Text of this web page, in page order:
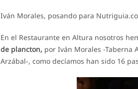
Iván Morales, posando para
En el Restaurante en Altura nosotros
de plancton, por Iván Morales -Taberna
Arzábal-, como decíamos han sido 16